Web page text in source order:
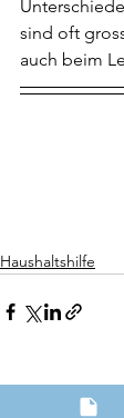
sind oft
auch beim
Haushaltshilfe
Aktuelle